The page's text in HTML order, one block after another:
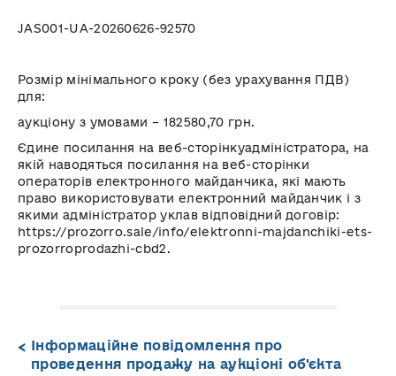
JAS001-UA-20260626-92570
Розмір мінімального кроку (без урахування ПДВ)
для:
аукціону з умовами – 182580,70 грн.
Єдине посилання на веб-сторінкуадміністратора, на
якій наводяться посилання на веб-сторінки
операторів електронного майданчика, які мають
право використовувати електронний майданчик і з
якими адміністратор уклав відповідний договір:
https://prozorro.sale/info/elektronni-majdanchiki-ets-
prozorroprodazhi-cbd2.
Інформаційне повідомлення про
проведення продажу на аукціоні об'єкта